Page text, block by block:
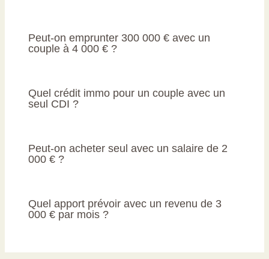
Peut-on emprunter 300 000 € avec un
couple à 4 000 € ?
Quel crédit immo pour un couple avec un
seul CDI ?
Peut-on acheter seul avec un salaire de 2
000 € ?
Quel apport prévoir avec un revenu de 3
000 € par mois ?